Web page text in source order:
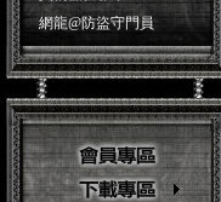
網龍@防盜守門員